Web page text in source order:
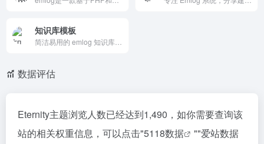
知识库模板
数据评估
Eternity主题浏览人数已经达到1,490，如你需要查询该
站的相关权重信息，可以点击"5118数据 ""爱站数据